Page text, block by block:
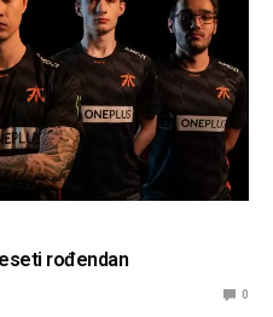
rođendan
0